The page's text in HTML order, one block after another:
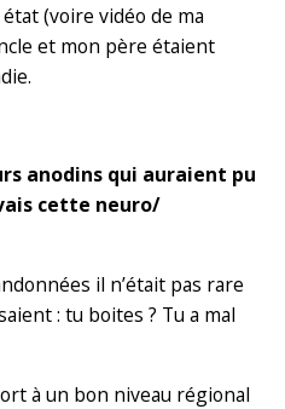
état (voire vidéo de ma
et mon père étaient
anodins qui auraient pu
cette neuro/
il n’était pas rare
: tu boites ? Tu a mal
à un bon niveau régional